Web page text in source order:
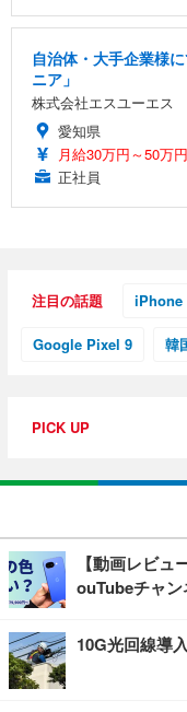
自治体・大手企業様
ニア」
株式会社エスユーエス
愛知県
月給30万円～50万円
正社員
注目の話題 iPhone
Google Pixel 9 韓
PICK UP
【動画レビ
ouTubeチャン
10G光回線導